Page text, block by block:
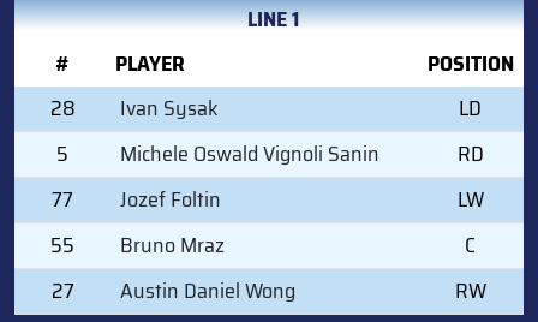
LINE 1
#
PLAYER
POSITION
28
Ivan Sysak
LD
5
Michele Oswald Vignoli Sanin
RD
77
Jozef Foltin
LW
55
Bruno Mraz
C
27
Austin Daniel Wong RW